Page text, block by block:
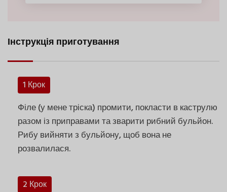
Інструкція приготування
1 Крок
Філе (у мене тріска) промити, покласти в каструлю
разом із приправами та зварити рибний бульйон.
Рибу вийняти з бульйону, щоб вона не
розвалилася.
2 Крок